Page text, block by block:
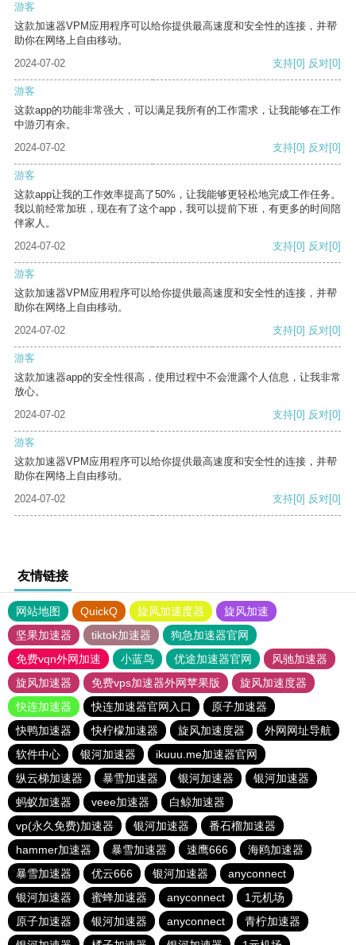
游客
这款加速器VPM应用程序可以给你提供最高速度和安全性的连接，并帮
助你在网络上自由移动。
2024-07-02
支持[0] 反对[0]
游客
这款app的功能非常强大，可以满足我所有的工作需求，让我能够在工作
中游刃有余。
2024-07-02
支持[0] 反对[0]
游客
这款app让我的工作效率提高了50%，让我能够更轻松地完成工作任务。
我以前经常加班，现在有了这个app，我可以提前下班，有更多的时间陪
伴家人。
2024-07-02
支持[0] 反对[0]
游客
这款加速器VPM应用程序可以给你提供最高速度和安全性的连接，并帮
助你在网络上自由移动。
2024-07-02
支持[0] 反对[0]
游客
这款加速器app的安全性很高，使用过程中不会泄露个人信息，让我非常
放心。
2024-07-02
支持[0] 反对[0]
游客
这款加速器VPM应用程序可以给你提供最高速度和安全性的连接，并帮
助你在网络上自由移动。
2024-07-02
支持[0] 反对[0]
友情链接
网站地图 QuickQ 旋风加速度器
旋风加速
坚果加速器
tiktok加速器
狗急加速器官网
免费vqn外网加速
小蓝鸟 优途加速器官网
风驰加速器
旋风加速器
免费vps加速器外网苹果版
旋风加速度器
快连加速器
快连加速器官网入口
原子加速器
快鸭加速器
快柠檬加速器 旋风加速度器
外网网址导航
软件中心
银河加速器
ikuuu.me加速器官网
纵云梯加速器
暴雪加速器 银河加速器
银河加速器
蚂蚁加速器
veee加速器
白鲸加速器
vp(永久免费)加速器
银河加速器
番石榴加速器
hammer加速器
暴雪加速器 速鹰666
海鸥加速器
暴雪加速器
优云666 银河加速器
anyconnect
银河加速器
蜜蜂加速器 anyconnect
1元机场
原子加速器
银河加速器 anyconnect
青柠加速器